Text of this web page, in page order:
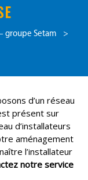
groupe Setam
>
d’un réseau
présent sur
d’installateurs
aménagement
l’installateur
notre service